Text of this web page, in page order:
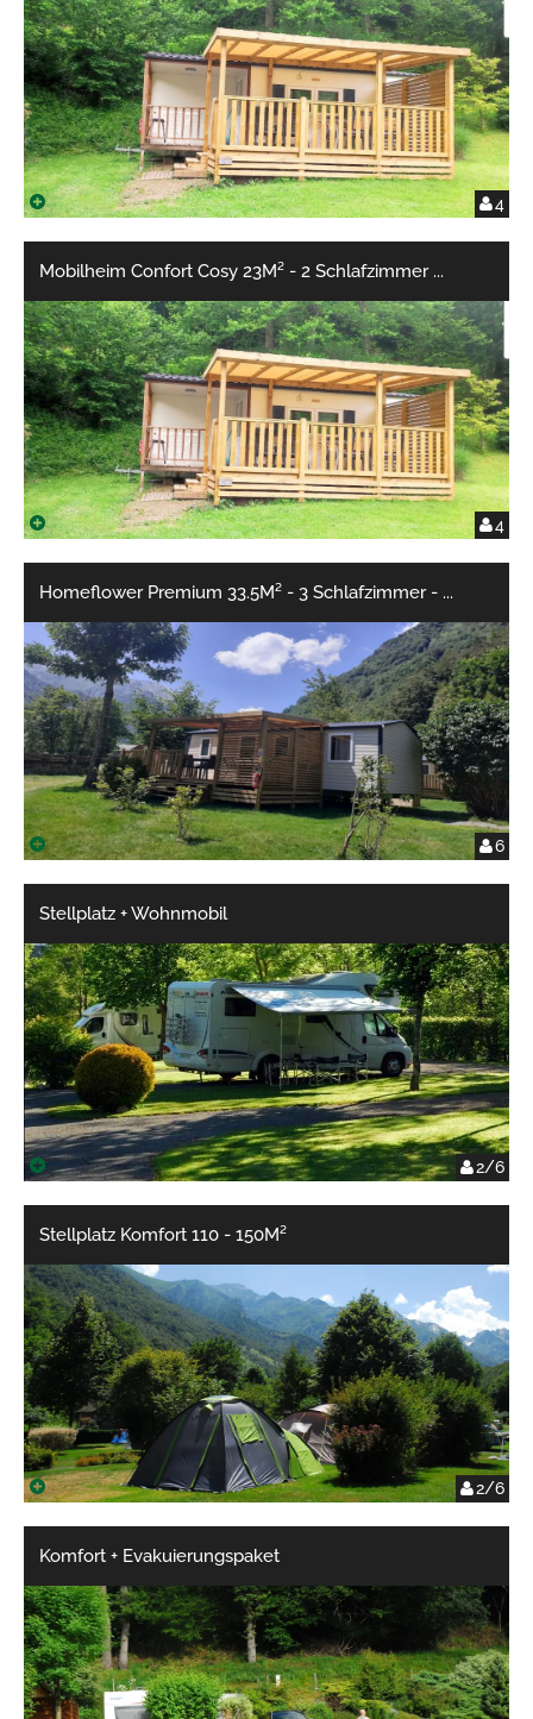
4
4
Mobilheim Confort Cosy 23M² - 2 Schlafzimmer ...
6
Homeflower Premium 33.5M² - 3 Schlafzimmer - ...
2/6
Stellplatz + Wohnmobil
2/6
Stellplatz Komfort 110 - 150M²
Komfort + Evakuierungspaket